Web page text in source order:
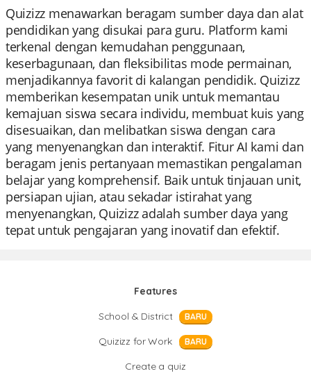
Quizizz menawarkan beragam sumber daya dan alat
pendidikan yang disukai para guru. Platform kami
terkenal dengan kemudahan penggunaan,
keserbagunaan, dan fleksibilitas mode permainan,
menjadikannya favorit di kalangan pendidik. Quizizz
memberikan kesempatan unik untuk memantau
kemajuan siswa secara individu, membuat kuis yang
disesuaikan, dan melibatkan siswa dengan cara
yang menyenangkan dan interaktif. Fitur AI kami dan
beragam jenis pertanyaan memastikan pengalaman
belajar yang komprehensif. Baik untuk tinjauan unit,
persiapan ujian, atau sekadar istirahat yang
menyenangkan, Quizizz adalah sumber daya yang
tepat untuk pengajaran yang inovatif dan efektif.
Features
School & District
BARU
Quizizz for Work BARU
Create a quiz